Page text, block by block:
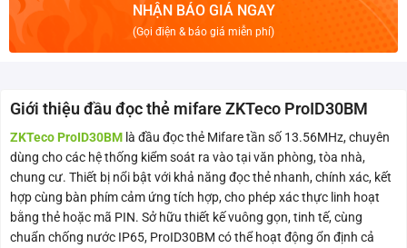
NHẬN BÁO GIÁ NGAY
(Gọi điện & báo giá miễn phí)
Giới thiệu đầu đọc thẻ mifare ZKTeco ProID30BM
ZKTeco ProID30BM là đầu đọc thẻ Mifare tần số 13.56MHz, chuyên
dùng cho các hệ thống kiểm soát ra vào tại văn phòng, tòa nhà,
chung cư. Thiết bị nổi bật với khả năng đọc thẻ nhanh, chính xác, kết
hợp cùng bàn phím cảm ứng tích hợp, cho phép xác thực linh hoạt
bằng thẻ hoặc mã PIN. Sở hữu thiết kế vuông gọn, tinh tế, cùng
chuẩn chống nước IP65, ProID30BM có thể hoạt động ổn định cả